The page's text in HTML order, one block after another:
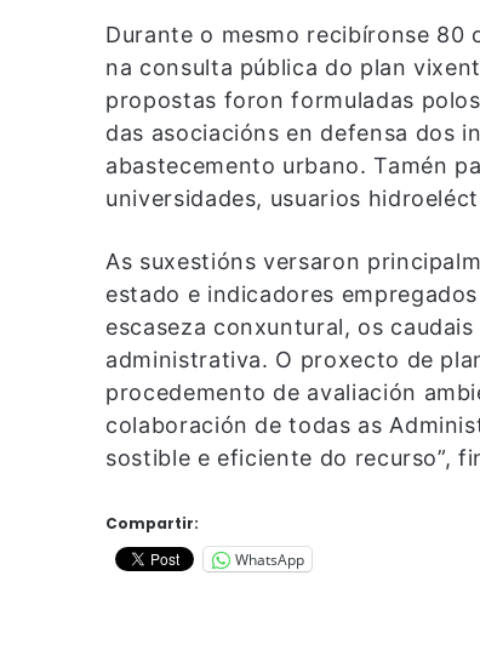
Durante o mesmo recibíronse 80
na consulta pública do plan
propostas foron formuladas
das asociacións en defensa dos
abastecemento urbano. Tamén
universidades, usuarios
As suxestións versaron
estado e indicadores
escaseza conxuntural, os
administrativa. O proxecto de
procedemento de avaliación
colaboración de todas as
sostible e eficiente do recurso”,
Compartir:
WhatsApp